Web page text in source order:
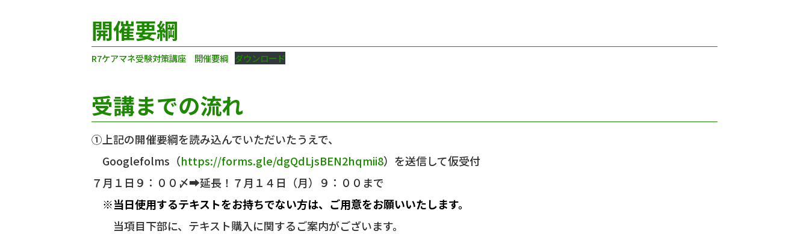
開催要綱
R7ケアマネ受験対策講座 開催要綱 ダウンロード
受講までの流れ
①上記の開催要綱を読み込んでいただいたうえで、
Googlefolms（https://forms.gle/dgQdLjsBEN2hqmii8）を送信して仮受付
７月１日９：００〆➡延長！７月１４日（月）９：００まで
※当日使用するテキストをお持ちでない方は、ご用意をお願いいたします。
当項目下部に、テキスト購入に関するご案内がございます。